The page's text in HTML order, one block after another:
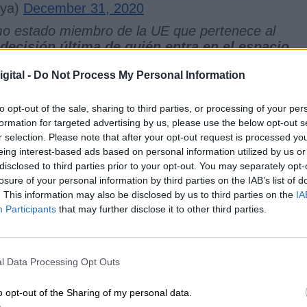
- Do Not Process My Personal Information
opt-out of the sale, sharing to third parties, or processing of your
for targeted advertising by us, please use the below opt-out
selection. Please note that after your opt-out request is processed
interest-based ads based on personal information utilized by us
to third parties prior to your opt-out. You may separately
of your personal information by third parties on the IAB’s list of
This information may also be disclosed by us to third parties on the
Participants that may further disclose it to other third parties.
Data Processing Opt Outs
opt-out of the Sharing of my personal data.
December 31, 2020
estado miembro de la UE que pertenece al
última de quién entra en el espacio
toda la Unión Europea, y al mismo tiempo ha
Gibraltar y los de España
de la frontera, sino también cuatro
cooperación policial y aduanera, y
realizaban anteriormente, cuya vigilancia
ambas partes están satisfechas de su
en el nuevo tratado, prorrogando los
a que culmine su elaboración.
es cierto que el pacto sobre Gibraltar está
española de Asuntos Exteriores,
contradictoriassobre el contenido del acuerdo.